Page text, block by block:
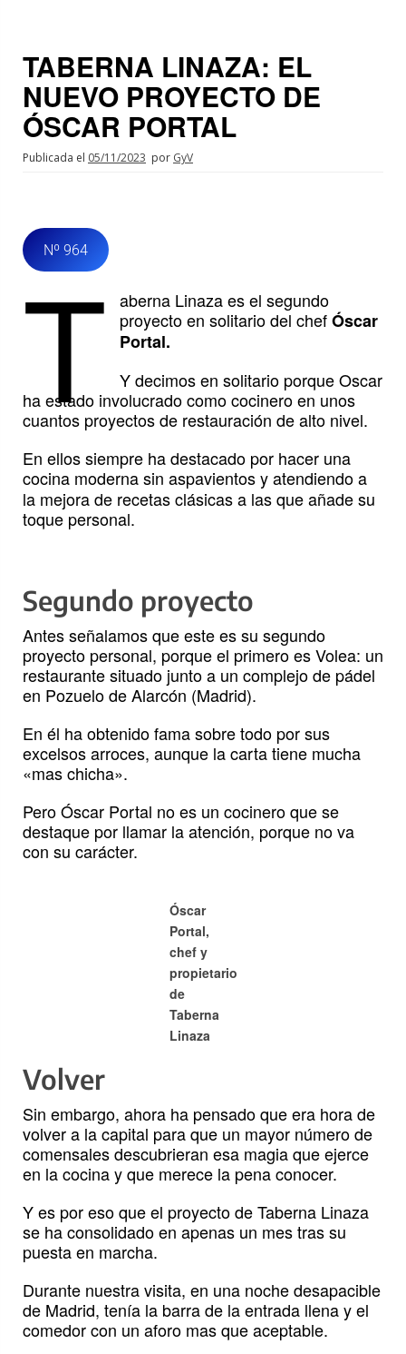
TABERNA LINAZA: EL
NUEVO PROYECTO DE
ÓSCAR PORTAL
Publicada el 05/11/2023 por GyV
Nº 964
T aberna Linaza es el segundo
proyecto en solitario del chefÓscar
Portal.
Y decimos en solitario porque Oscar
ha estado involucrado como cocinero en unos
cuantos proyectos de restauración de alto nivel.
En ellos siempre ha destacado por hacer una
cocina moderna sin aspavientos y atendiendoa
la mejora de recetas clásicas a las que añade su
toque personal.
Segundo proyecto
Antes señalamos que este es su segundo
proyecto personal, porque el primero es Volea: un
restaurante situado junto a un complejo de pádel
en Pozuelo de Alarcón (Madrid).
En él ha obtenido fama sobre todo por sus
excelsos arroces, aunque la carta tiene mucha
«mas chicha».
Pero Óscar Portal no es un cocinero que se
destaque por llamar la atención, porque no va
con su carácter.
Óscar
Portal,
chef y
propietario
de
Taberna
Linaza
Volver
Sin embargo, ahora ha pensado que era hora de
volver a la capital para que un mayor número de
comensales descubrieran esa magia que ejerce
en la cocina y que merece la pena conocer.
Y es por eso que el proyecto de Taberna Linaza
se ha consolidado en apenas un mes tras su
puesta en marcha.
Durante nuestra visita, en una noche desapacible
de Madrid, tenía la barra de la entrada llena y el
comedor con un aforo mas que aceptable.